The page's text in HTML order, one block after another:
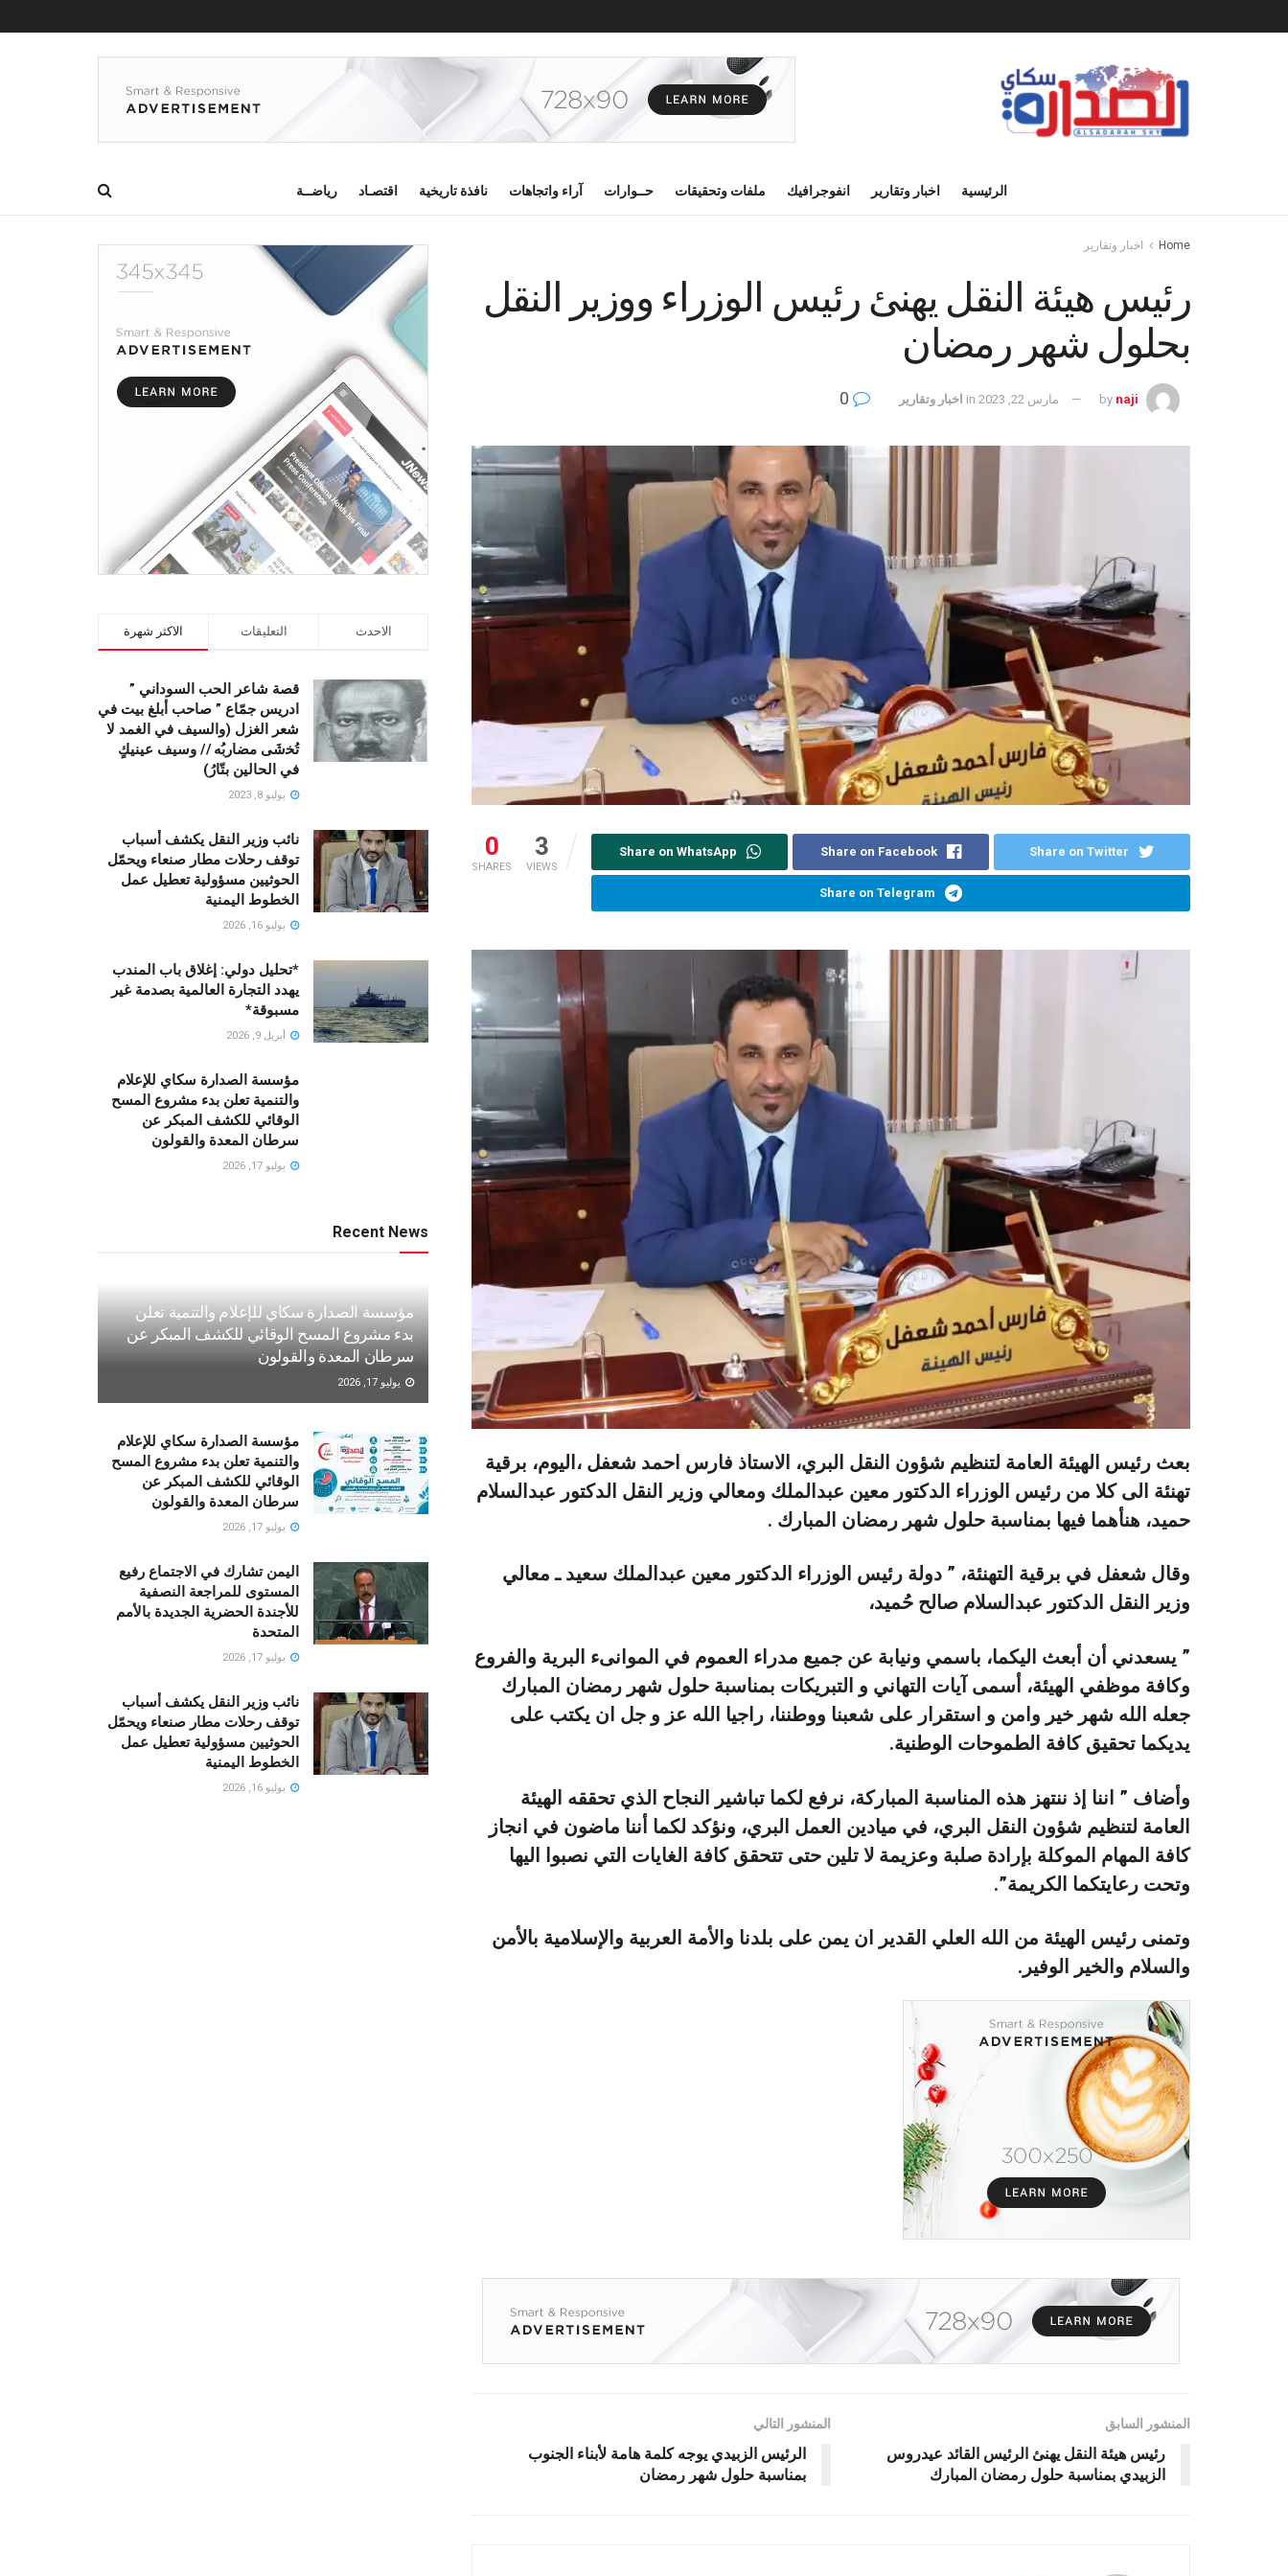
الرئيسية اخبار وتقارير انفوجرافيك ملفات وتحقيقات حــوارات آراء واتجاهات نافذة تاريخية اقتصـاد رياضــة
Home اخبار وتقارير
رئيس هيئة النقل يهنئ رئيس الوزراء ووزير النقل
بحلول شهر رمضان
by naji مارس 22, 2023 in اخبار وتقارير
0
SHARES
3
VIEWS
Share on Twitter
Share on Facebook
Share on WhatsApp
Share on Telegram
بعث رئيس الهيئة العامة لتنظيم شؤون النقل البري، الاستاذ فارس احمد شعفل ،اليوم، برقية
تهنئة الى كلا من رئيس الوزراء الدكتور معين عبدالملك ومعالي وزير النقل الدكتور عبدالسلام
حميد، هنأهما فيها بمناسبة حلول شهر رمضان المبارك .
وقال شعفل في برقية التهنئة، ” دولة رئيس الوزراء الدكتور معين عبدالملك سعيد ـ معالي
وزير النقل الدكتور عبدالسلام صالح حُميد،
” يسعدني أن أبعث اليكما، باسمي ونيابة عن جميع مدراء العموم في الموانىء البرية والفروع
وكافة موظفي الهيئة، أسمى آيات التهاني و التبريكات بمناسبة حلول شهر رمضان المبارك
جعله الله شهر خير وامن و استقرار على شعبنا ووطننا، راجيا الله عز و جل ان يكتب على
يديكما تحقيق كافة الطموحات الوطنية.
وأضاف ” اننا إذ ننتهز هذه المناسبة المباركة، نرفع لكما تباشير النجاح الذي تحققه الهيئة
العامة لتنظيم شؤون النقل البري، في ميادين العمل البري، ونؤكد لكما أننا ماضون في انجاز
كافة المهام الموكلة بإرادة صلبة وعزيمة لا تلين حتى تتحقق كافة الغايات التي نصبوا اليها
وتحت رعايتكما الكريمة”.
وتمنى رئيس الهيئة من الله العلي القدير ان يمن على بلدنا والأمة العربية والإسلامية بالأمن
والسلام والخير الوفير.
المنشور السابق
رئيس هيئة النقل يهنئ الرئيس القائد عيدروس
الزبيدي بمناسبة حلول رمضان المبارك
المنشور التالي
الرئيس الزبيدي يوجه كلمة هامة لأبناء الجنوب
بمناسبة حلول شهر رمضان
الاكثر شهرة التعليقات الاحدث
قصة شاعر الحب السوداني ”
ادريس جمّاع ” صاحب أبلغ بيت في
شعر الغزل (وﺍﻟﺴﻴﻒ ﻓﻲ الغمد ﻻ
ﺗُﺨشَى مضاربُه // ﻭﺳﻴﻒ ﻋﻴﻨﻴﻚٍ
ﻓﻲ ﺍﻟﺤﺎﻟﻴﻦ ﺑﺘّﺎﺭُ)
يوليو 8, 2023
نائب وزير النقل يكشف أسباب
توقف رحلات مطار صنعاء ويحمّل
الحوثيين مسؤولية تعطيل عمل
الخطوط اليمنية
يوليو 16, 2026
*تحليل دولي: إغلاق باب المندب
يهدد التجارة العالمية بصدمة غير
مسبوقة*
أبريل 9, 2026
مؤسسة الصدارة سكاي للإعلام
والتنمية تعلن بدء مشروع المسح
الوقائي للكشف المبكر عن
سرطان المعدة والقولون
يوليو 17, 2026
Recent News
مؤسسة الصدارة سكاي للإعلام والتنمية تعلن
بدء مشروع المسح الوقائي للكشف المبكر عن
سرطان المعدة والقولون
يوليو 17, 2026
مؤسسة الصدارة سكاي للإعلام
والتنمية تعلن بدء مشروع المسح
الوقائي للكشف المبكر عن
سرطان المعدة والقولون
يوليو 17, 2026
اليمن تشارك في الاجتماع رفيع
المستوى للمراجعة النصفية
للأجندة الحضرية الجديدة بالأمم
المتحدة
يوليو 17, 2026
نائب وزير النقل يكشف أسباب
توقف رحلات مطار صنعاء ويحمّل
الحوثيين مسؤولية تعطيل عمل
الخطوط اليمنية
يوليو 16, 2026